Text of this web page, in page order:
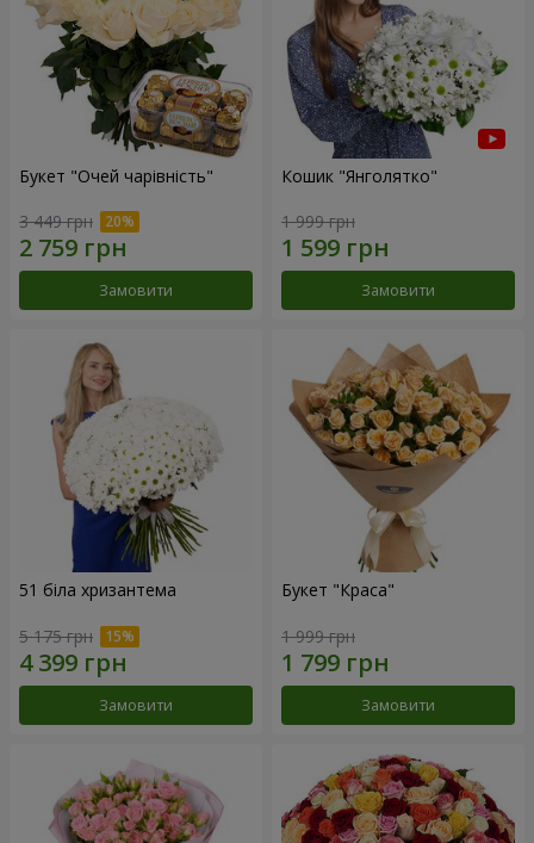
Букет "Очей чарівність"
3 449 грн
Замовити
Кошик "Янголятко"
1 999 грн
Замовити
51 біла хризантема
5 175 грн
Замовити
Букет "Краса"
1 999 грн
Замовити